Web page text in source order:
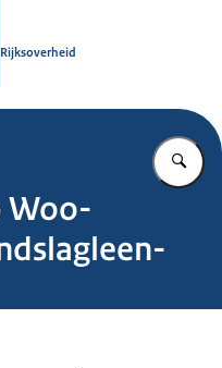
Rijksoverheid
Woo-